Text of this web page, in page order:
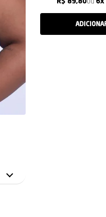
R$ 89,80 6x